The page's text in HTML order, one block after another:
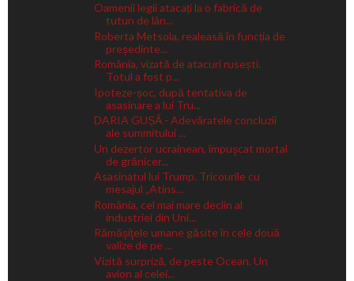
Oamenii legii atacați la o fabrică de
tutun de lân...
Roberta Metsola, realeasă în funcția de
președinte...
România, vizată de atacuri rusești.
Totul a fost p...
Ipoteze-șoc, după tentativa de
asasinare a lui Tru...
DARIA GUȘĂ - Adevăratele concluzii
ale summitului ...
Un dezertor ucrainean, împuşcat mortal
de grănicer...
Asasinatul lui Trump. Tricourile cu
mesajul „Atins...
România, cel mai mare declin al
industriei din Uni...
Rămăşiţele umane găsite în cele două
valize de pe ...
Vizită surpriză, de peste Ocean. Un
avion al celei...